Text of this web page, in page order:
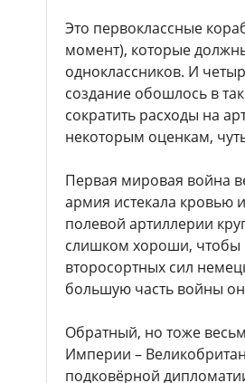
Это первоклассные
момент), которые
одноклассников. И
создание обошлось в
сократить расходы на
некоторым оценкам,
Первая мировая война
армия истекала кровью
полевой артиллерии
слишком хороши, чтобы
второсортных сил
большую часть войны
Обратный, но тоже
Империи –
подковёрной